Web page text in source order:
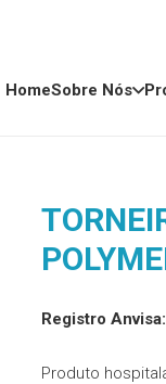
HomeSobre Nós
Registro
Produto